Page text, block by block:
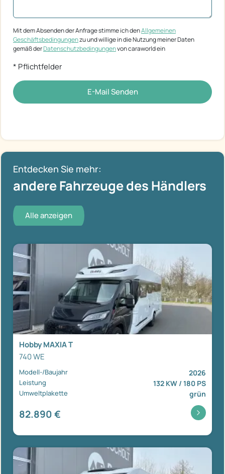
Mit dem Absenden der Anfrage stimme ich denAllgemeinen
Geschäftsbedingungenzu und willige in die Nutzung meiner Daten
gemäß derDatenschutzbedingungenvon caraworld ein
* Pflichtfelder
E-Mail Senden
Entdecken Sie mehr:
andere Fahrzeuge des Händlers
Alle anzeigen
Hobby MAXIA T
740 WE
Modell-/Baujahr 2026
Leistung 132 KW / 180 PS
Umweltplakette grün
82.890 €